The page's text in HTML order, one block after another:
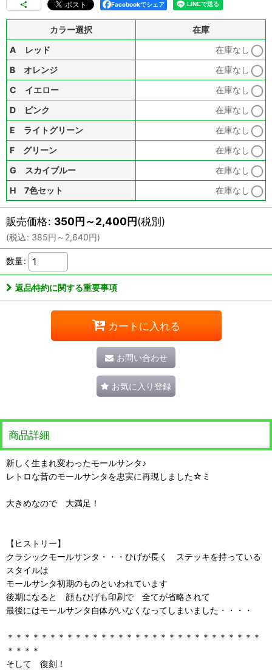
Facebookでシェア
カラー選択
在庫
A レッド
在庫なし
B オレンジ
在庫なし
C イエロー
在庫なし
D ピンク
在庫なし
E ライトグリーン
在庫なし
F グリーン
在庫なし
G スカイブルー
在庫なし
H 7色セット
在庫なし
販売価格: 350円～2,400円(税別)
(税込: 385円 ～2,640円)
数量:
返品特約に関する重要事項
カートに入れる
お問い合わせ
お気に入り登録
商品詳細
新しく生まれ変わったモールサンタ♪
レトロな昔のモールサンタを忠実に再現しました☆ミ
大きめなので 大満足！
【ヒストリー】
クラシックモールサンタ・・・ひげが長く ステッキを持っている
スタイルは
モールサンタ初期のものといわれています
後期になると 顔もひげも印刷で 全てが省略されて
最後にはモールサンタ自体がいなくなってしまいました・・・・
＊＊＊＊＊＊＊＊＊＊＊＊＊＊＊＊＊＊＊＊＊＊＊＊＊＊＊＊＊＊
＊＊＊＊
そして 復刻！